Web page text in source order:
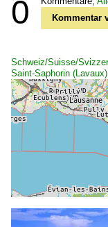
0
Kommentar
Schweiz/Suisse/
Saint-Saphorin (Lavaux)